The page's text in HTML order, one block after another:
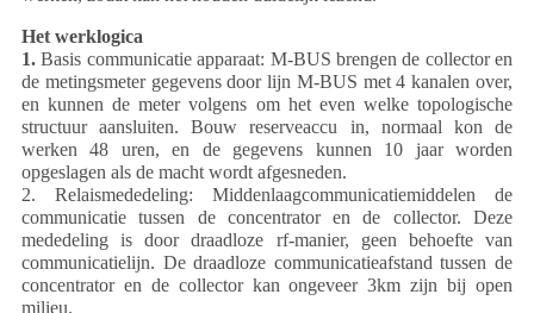
Het werklogica
1.Basis communicatie apparaat: M-BUS brengen de collector en
de metingsmeter gegevens door lijn M-BUS met 4 kanalen over,
en kunnen de meter volgens om het even welke topologische
structuur aansluiten. Bouw reserveaccu in, normaal kon de
werken 48 uren, en de gegevens kunnen 10 jaar worden
opgeslagen als de macht wordt afgesneden.
2. Relaismededeling: Middenlaagcommunicatiemiddelen de
communicatie tussen de concentrator en de collector. Deze
mededeling is door draadloze rf-manier, geen behoefte van
communicatielijn. De draadloze communicatieafstand tussen de
concentrator en de collector kan ongeveer 3km zijn bij open
milieu.